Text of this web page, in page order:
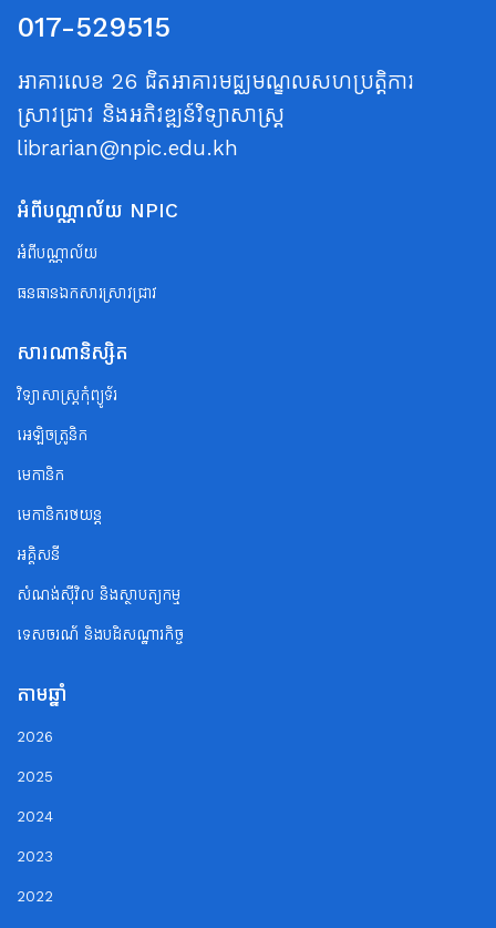
017-529515
អាគារលេខ 26 ជិតអាគារមជ្ឈមណ្ឌលសហប្រត្តិការ
ស្រាវជ្រាវ និងអភិវឌ្ឍន៍វិទ្យាសាស្ត្រ
librarian@npic.edu.kh
អំពីបណ្ណាល័យ NPIC
អំពីបណ្ណាល័យ
ធនធានឯកសារស្រាវជ្រាវ
សារណានិស្សិត
វិទ្យាសាស្ត្រកុំព្យូទ័រ
អេឡិចត្រូនិក
មេកានិក
មេកានិករថយន្ត
អគ្គិសនី
សំណង់ស៊ីវិល និងស្ថាបត្យកម្ម
ទេសចរណ័ និងបដិសណ្ឋារកិច្ច
តាមឆ្នាំ
2026
2025
2024
2023
2022